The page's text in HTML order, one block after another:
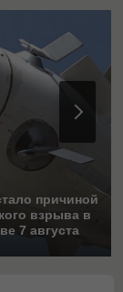
причиной
взрыва в
7 августа